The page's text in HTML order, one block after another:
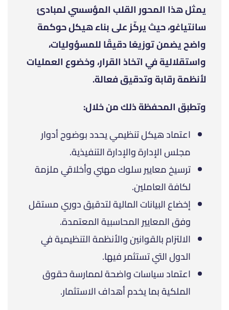
يمثل هذا المحور القلب المؤسسي لمبادئ
سانتياغو، حيث يركّز على بناء هيكل حوكمة
واضح يضمن توزيعًا دقيقًا للمسؤوليات،
واستقلالية في اتخاذ القرار، وخضوع العمليات
لأنظمة رقابة وتدقيق فعالة.
وتطبق المحفظة ذلك من خلال:
اعتماد هيكل تنظيمي يحدد بوضوح أدوار
مجلس الإدارة والإدارة التنفيذية.
ترسيخ معايير سلوك مهني وأخلاقي ملزمة
لكافة العاملين.
إخضاع البيانات المالية لتدقيق دوري مستقل
وفق المعايير المحاسبية المعتمدة.
الالتزام بالقوانين والأنظمة التنظيمية في
الدول التي تستثمر فيها.
اعتماد سياسات واضحة لممارسة حقوق
الملكية بما يخدم أهداف الاستثمار.